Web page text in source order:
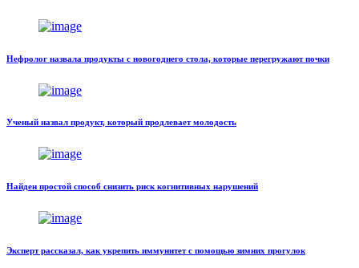
Нефролог назвала продукты с новогоднего стола, которые перегружают почки
Ученый назвал продукт, который продлевает молодость
Найден простой способ снизить риск когнитивных нарушений
Эксперт рассказал, как укрепить иммунитет с помощью зимних прогулок